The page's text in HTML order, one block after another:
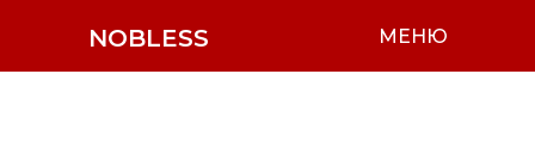
NOBLESS МЕНЮ